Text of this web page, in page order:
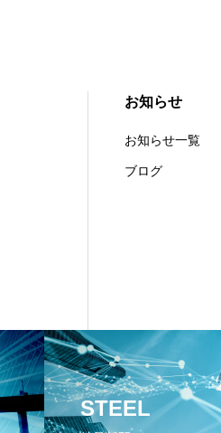
お知らせ
お知らせ一覧
ブログ
STEEL